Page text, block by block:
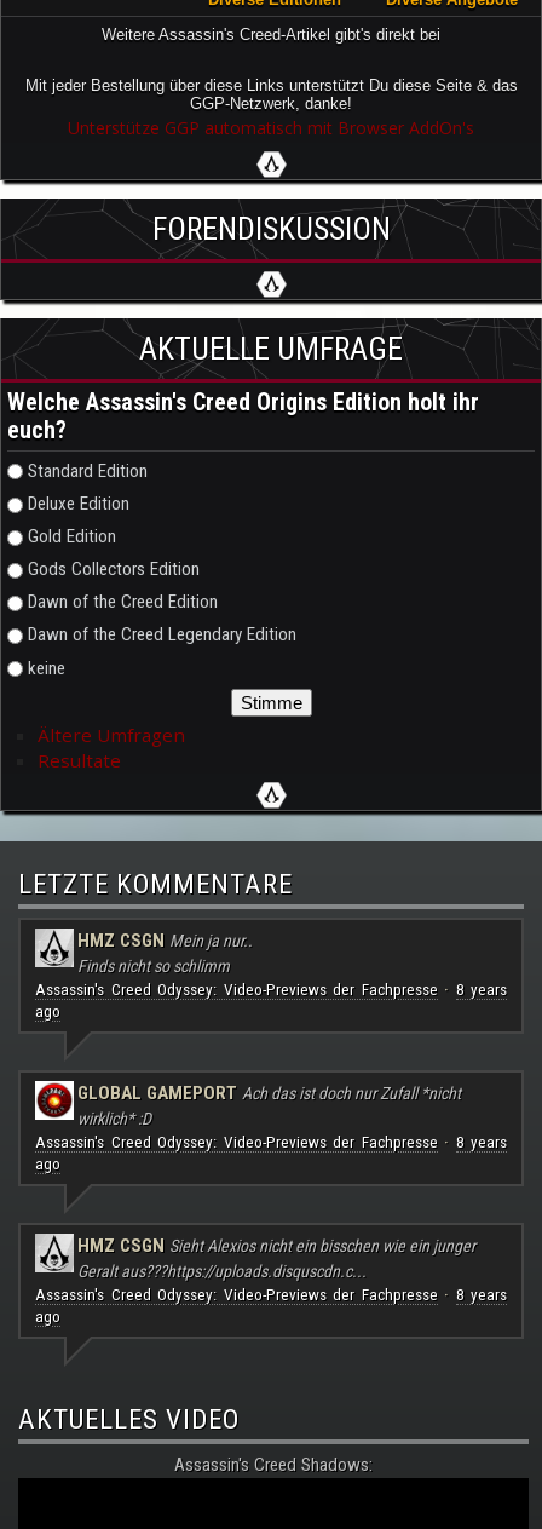
Weitere Assassin's Creed-Artikel gibt's direkt bei
Mit jeder Bestellung über diese Links unterstützt Du diese Seite & das
GGP-Netzwerk, danke!
Unterstütze GGP automatisch mit Browser AddOn's
FORENDISKUSSION
AKTUELLE UMFRAGE
Welche Assassin's Creed Origins Edition holt ihr
euch?
Auswahlmöglichkeiten
Standard Edition
Deluxe Edition
Gold Edition
Gods Collectors Edition
Dawn of the Creed Edition
Dawn of the Creed Legendary Edition
keine
Ältere Umfragen
Resultate
LETZTE KOMMENTARE
HMZ CSGN Mein ja nur..
Finds nicht so schlimm
Assassin's Creed Odyssey: Video-Previews der Fachpresse· 8 years
ago
GLOBAL GAMEPORT Ach das ist doch nur Zufall *nicht
wirklich* :D
Assassin's Creed Odyssey: Video-Previews der Fachpresse· 8 years
ago
HMZ CSGN Sieht Alexios nicht ein bisschen wie ein junger
Geralt aus???https://uploads.disquscdn.c...
Assassin's Creed Odyssey: Video-Previews der Fachpresse· 8 years
ago
AKTUELLES VIDEO
Assassin's Creed Shadows: